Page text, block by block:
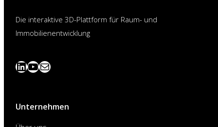
Die interaktive 3D-Plattform für Raum- und
Immobilienentwicklung
LinkedIn
YouTube
News
Unternehmen